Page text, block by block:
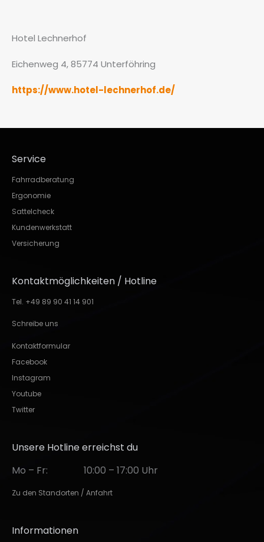
Hotel Lechnerhof
Eichenweg 4, 85774 Unterföhring
https://www.hotel-lechnerhof.de/
Service
Fahrradberatung
Ergonomie
Sattelcheck
Kundenwerkstatt
Versicherung
Kontaktmöglichkeiten / Hotline
Tel. +49 89 90 41 14 901
Schreibe uns
Kontaktformular
Facebook
Instagram
Youtube
Twitter
Unsere Hotline erreichst du
Mo – Fr:
10:00 – 17:00 Uhr
Zu den Standorten / Anfahrt
Informationen